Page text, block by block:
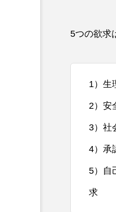
5つの欲求
1）生
2）安
3）社
4）承
5）自
求